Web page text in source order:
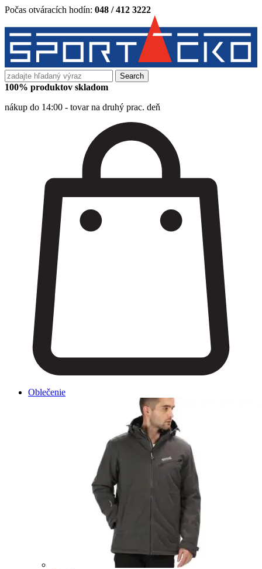
Počas otváracích hodín: 048 / 412 3222
Search
for:
100% produktov skladom
nákup do 14:00 - tovar na druhý prac. deň
Oblečenie